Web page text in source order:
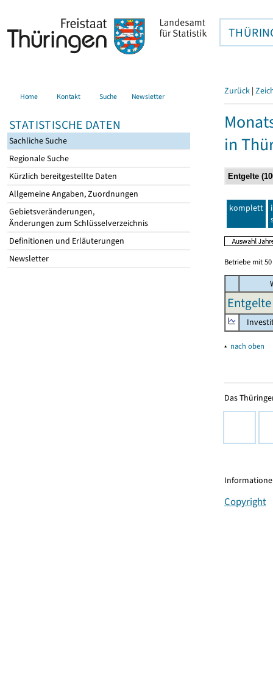
Home Kontakt Suche Newsletter
STATISTISCHE DATEN
Sachliche Suche
Regionale Suche
Kürzlich bereitgestellte Daten
Allgemeine Angaben, Zuordnungen
Gebietsveränderungen,
Änderungen zum Schlüsselverzeichnis
Definitionen und Erläuterungen
Newsletter
Zurück |
in
komplett
Betriebe mit
▴ nach oben
Das
Copyright